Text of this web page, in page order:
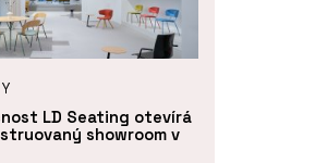
LD Seating otevírá
showroom v